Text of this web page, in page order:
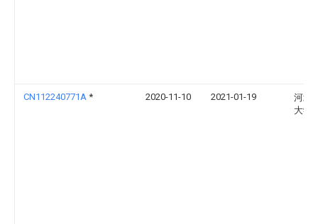
CN112240771A * 2020-11-10 2021-01-19
河北
大学